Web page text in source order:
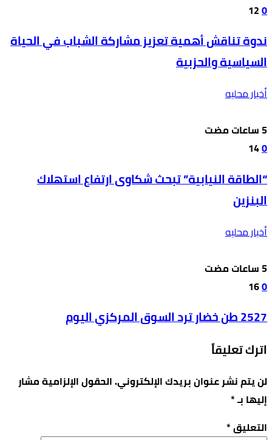
0
12
ندوة تناقش أهمية تعزيز مشاركة الشباب في الحياة
السياسية والحزبية
أخبار محليه
0
14
“الطاقة النيابية” تبحث شكاوى ارتفاع استهلاك
البنزين
أخبار محليه
0
16
2527 طن خضار ترد السوق المركزي اليوم
اترك تعليقاً
لن يتم نشر عنوان بريدك الإلكتروني.الحقول الإلزامية مشار
إليها بـ*
التعليق*